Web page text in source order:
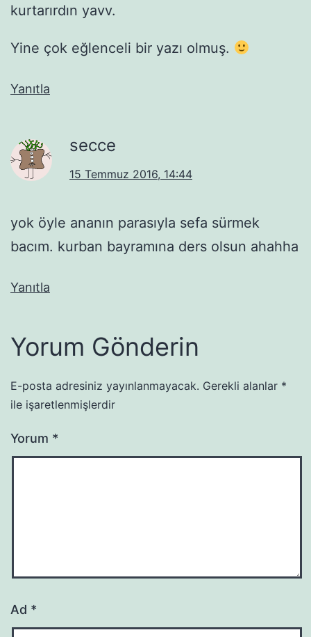
kurtarırdın yavv.
Yine çok eğlenceli bir yazı olmuş.
Yanıtla
secce
15 Temmuz 2016, 14:44
yok öyle ananın parasıyla sefa sürmek
bacım. kurban bayramına ders olsun ahahha
Yanıtla
Yorum Gönderin
E-posta adresiniz yayınlanmayacak. Gerekli alanlar *
ile işaretlenmişlerdir
Yorum *
Ad *